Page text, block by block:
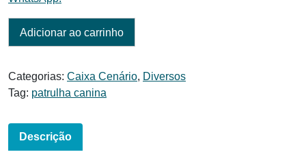
Adicionar ao carrinho
Categorias: Caixa Cenário, Diversos
Tag: patrulha canina
Descrição